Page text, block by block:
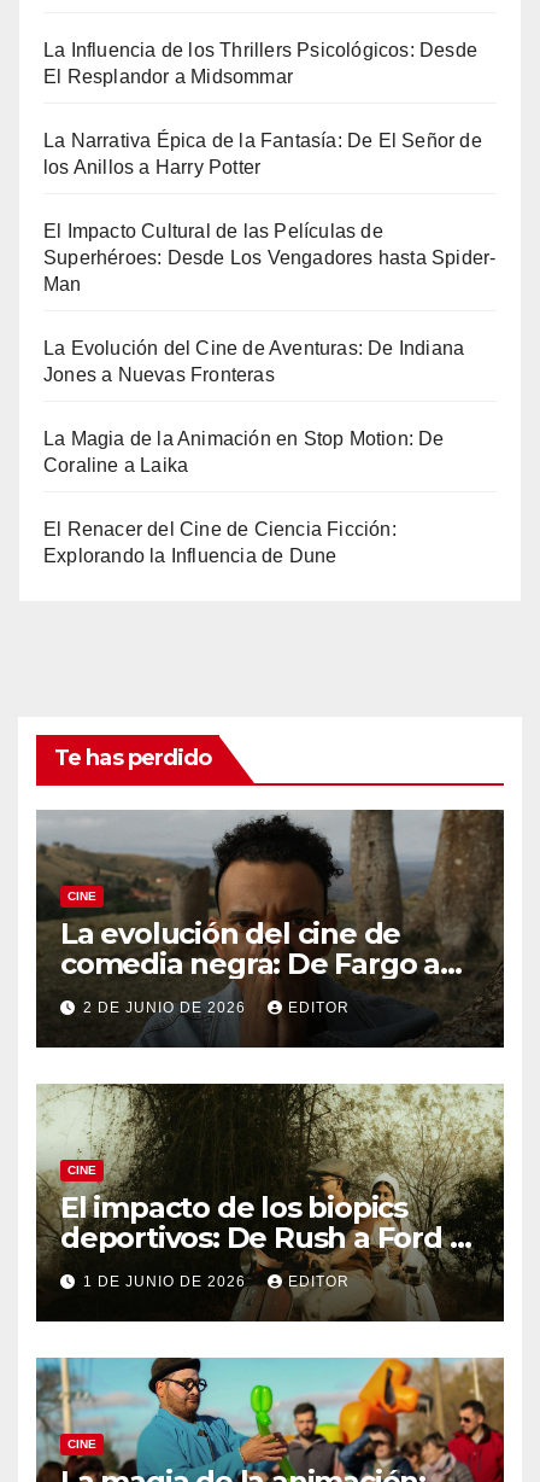
La Influencia de los Thrillers Psicológicos: Desde
El Resplandor a Midsommar
La Narrativa Épica de la Fantasía: De El Señor de
los Anillos a Harry Potter
El Impacto Cultural de las Películas de
Superhéroes: Desde Los Vengadores hasta Spider-
Man
La Evolución del Cine de Aventuras: De Indiana
Jones a Nuevas Fronteras
La Magia de la Animación en Stop Motion: De
Coraline a Laika
El Renacer del Cine de Ciencia Ficción:
Explorando la Influencia de Dune
Te has perdido
CINE
La evolución del cine de
comedia negra: De Fargo a
Knives Out
2 DE JUNIO DE 2026 EDITOR
CINE
El impacto de los biopics
deportivos: De Rush a Ford v
Ferrari
1 DE JUNIO DE 2026 EDITOR
CINE